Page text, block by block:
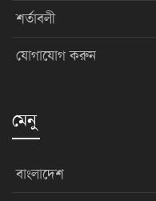
শর্তাবলী
যোগাযোগ করুন
মেনু
বাংলাদেশ